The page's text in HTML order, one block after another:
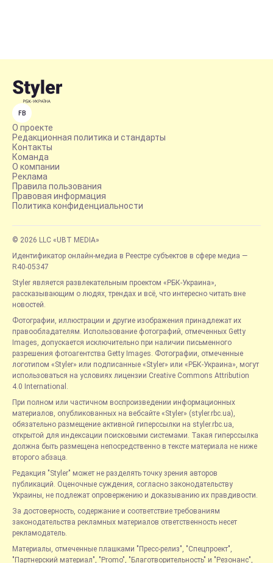
FB
О проекте
Редакционная политика и стандарты
Контакты
Команда
О компании
Реклама
Правила пользования
Правовая информация
Политика конфиденциальности
© 2026 LLC «UBT MEDIA»
Идентификатор онлайн-медиа в Реестре субъектов в сфере медиа —
R40-05347
Styler является развлекательным проектом «РБК-Украина»,
рассказывающим о людях, трендах и всё, что интересно читать вне
новостей.
Фотографии, иллюстрации и другие изображения принадлежат их
правообладателям. Использование фотографий, отмеченных Getty
Images, допускается исключительно при наличии письменного
разрешения фотоагентства Getty Images. Фотографии, отмеченные
логотипом «Styler» или подписанные «Styler» или «РБК-Украина», могут
использоваться на условиях лицензии Creative Commons Attribution
4.0 International.
При полном или частичном воспроизведении информационных
материалов, опубликованных на вебсайте «Styler» (styler.rbc.ua),
обязательно размещение активной гиперссылки на styler.rbc.ua,
открытой для индексации поисковыми системами. Такая гиперссылка
должна быть размещена непосредственно в тексте материала не ниже
второго абзаца.
Редакция "Styler" может не разделять точку зрения авторов
публикаций. Оценочные суждения, согласно законодательству
Украины, не подлежат опровержению и доказыванию их правдивости.
За достоверность, содержание и соответствие требованиям
законодательства рекламных материалов ответственность несет
рекламодатель.
Материалы, отмеченные плашками "Пресс-релиз", "Спецпроект",
"Партнерский материал", "Promo", "Благотворительность" и "Резонанс",